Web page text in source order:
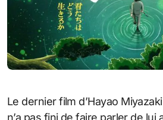
Le dernier film d’Hayao Miyazaki (à l’heure actuelle)
n’a pas fini de faire parler de lui